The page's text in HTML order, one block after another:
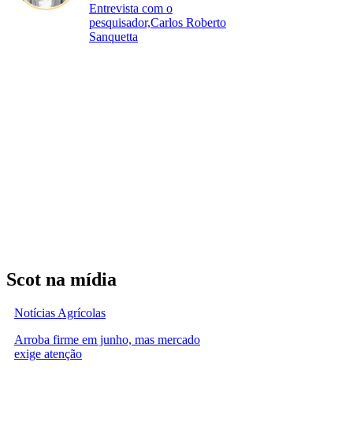
Entrevista com o
pesquisador,Carlos Roberto
Sanquetta
Scot na mídia
Notícias Agrícolas
Arroba firme em junho, mas mercado
exige atenção